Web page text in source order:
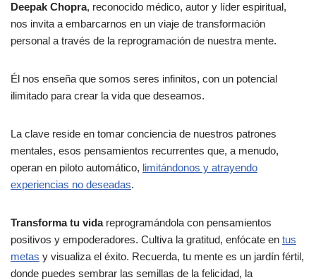
Deepak Chopra, reconocido médico, autor y líder espiritual,
nos invita a embarcarnos en un viaje de transformación
personal a través de la reprogramación de nuestra mente.
Él nos enseña que somos seres infinitos, con un potencial
ilimitado para crear la vida que deseamos.
La clave reside en tomar conciencia de nuestros patrones
mentales, esos pensamientos recurrentes que, a menudo,
operan en piloto automático, limitándonos y atrayendo
experiencias no deseadas.
Transforma tu vidareprogramándola con pensamientos
positivos y empoderadores. Cultiva la gratitud, enfócate en tus
metas y visualiza el éxito. Recuerda, tu mente es un jardín fértil,
donde puedes sembrar las semillas de la felicidad, la